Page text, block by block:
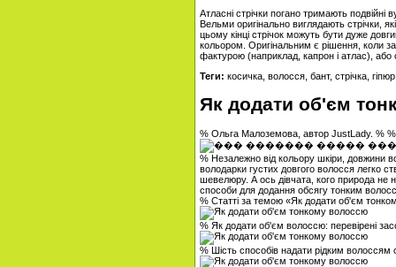
Атласні стрічки погано тримають
Вельми оригінально виглядають стрічки,
цьому кінці стрічок можуть бути дуже
кольором. Оригінальним є рішення, коли
фактурою (наприклад, капрон і атлас), або
Теги: косичка, волосся, бант, стрічка,
Як додати об'єм
% Ольга Малоземова, автор JustLady. %
% Незалежно від кольору шкіри, довжини
володарки густих довгого волосся легко
шевелюру. А ось дівчата, кого природа не
способи для додання обсягу тонким
% Статті за темою «Як додати об'єм
% Як додати об'єм волоссю: перевірені
% Шість способів надати рідким волоссям